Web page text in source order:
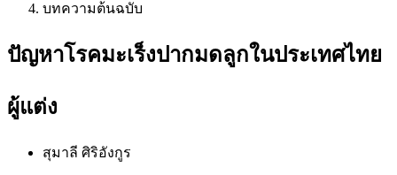
บทความต้นฉบับ
ปัญหาโรคมะเร็งปากมดลูกในประเทศไทย
ผู้แต่ง
สุมาลี ศิริอังกูร